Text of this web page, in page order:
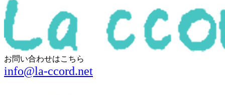
お問い合わせはこちら
info@la-ccord.net